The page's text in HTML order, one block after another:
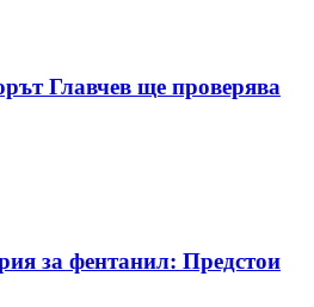
Главчев ще проверява
за фентанил: Предстои